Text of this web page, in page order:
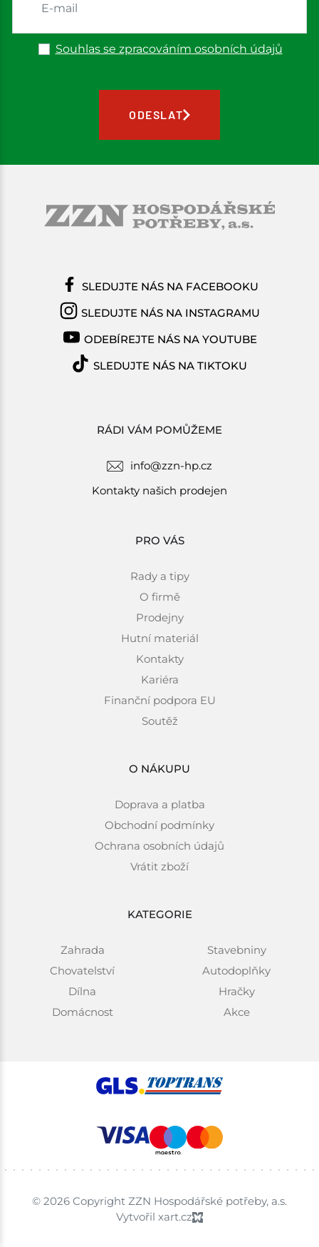
Souhlas se zpracováním osobních údajů
ODESLAT
RÁDI VÁM POMŮŽEME
info@zzn-hp.cz
Kontakty našich prodejen
PRO VÁS
Rady a tipy
O firmě
Prodejny
Hutní materiál
Kontakty
Kariéra
Finanční podpora EU
Soutěž
O NÁKUPU
Doprava a platba
Obchodní podmínky
Ochrana osobních údajů
Vrátit zboží
KATEGORIE
Zahrada
Chovatelství
Dílna
Domácnost
Stavebniny
Autodoplňky
Hračky
Akce
SLEDUJTE NÁS NA FACEBOOKU
SLEDUJTE NÁS NA INSTAGRAMU
ODEBÍREJTE NÁS NA YOUTUBE
SLEDUJTE NÁS NA TIKTOKU
© 2026 Copyright ZZN Hospodářské potřeby, a.s.
Vytvořil xart.cz